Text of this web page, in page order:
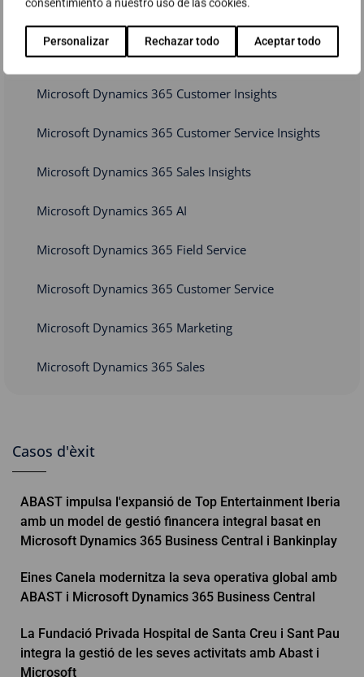
Personalizar Rechazar todo Aceptar todo
Dynamics 365 Business Central Sector Serveis
Microsoft Dynamics 365 Customer Insights
Microsoft Dynamics 365 Customer Service Insights
Microsoft Dynamics 365 Sales Insights
Microsoft Dynamics 365 AI
Microsoft Dynamics 365 Field Service
Microsoft Dynamics 365 Customer Service
Microsoft Dynamics 365 Marketing
Microsoft Dynamics 365 Sales
Casos d'èxit
ABAST impulsa l'expansió de Top Entertainment Iberia
amb un model de gestió financera integral basat en
Microsoft Dynamics 365 Business Central i Bankinplay
Eines Canela modernitza la seva operativa global amb
ABAST i Microsoft Dynamics 365 Business Central
La Fundació Privada Hospital de Santa Creu i Sant Pau
integra la gestió de les seves activitats amb Abast i
Microsoft